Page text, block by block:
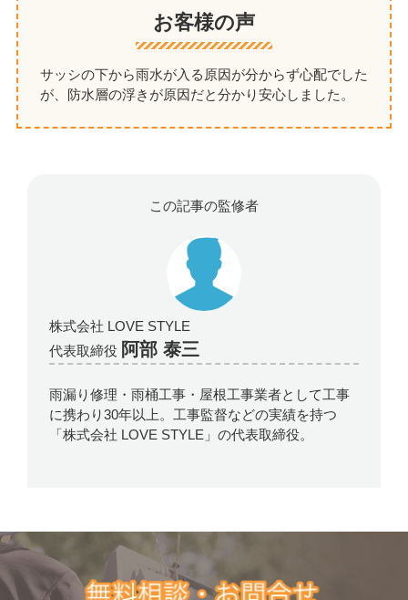
お客様の声
サッシの下から雨水が入る原因が分からず心配でした
が、防水層の浮きが原因だと分かり安心しました。
この記事の監修者
株式会社 LOVE STYLE
代表取締役 阿部 泰三
雨漏り修理・雨桶工事・屋根工事業者として工事
に携わり30年以上。工事監督などの実績を持つ
「株式会社 LOVE STYLE」の代表取締役。